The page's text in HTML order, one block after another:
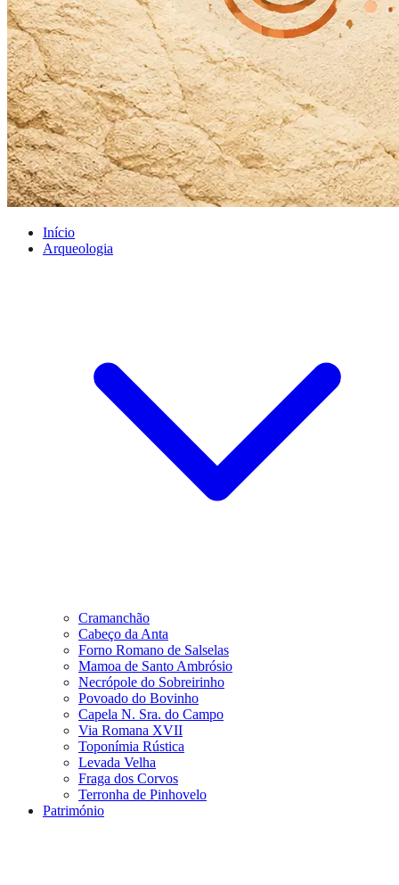
Início
Arqueologia
Cramanchão
Cabeço da Anta
Forno Romano de Salselas
Mamoa de Santo Ambrósio
Necrópole do Sobreirinho
Povoado do Bovinho
Capela N. Sra. do Campo
Via Romana XVII
Toponímia Rústica
Levada Velha
Fraga dos Corvos
Terronha de Pinhovelo
Património